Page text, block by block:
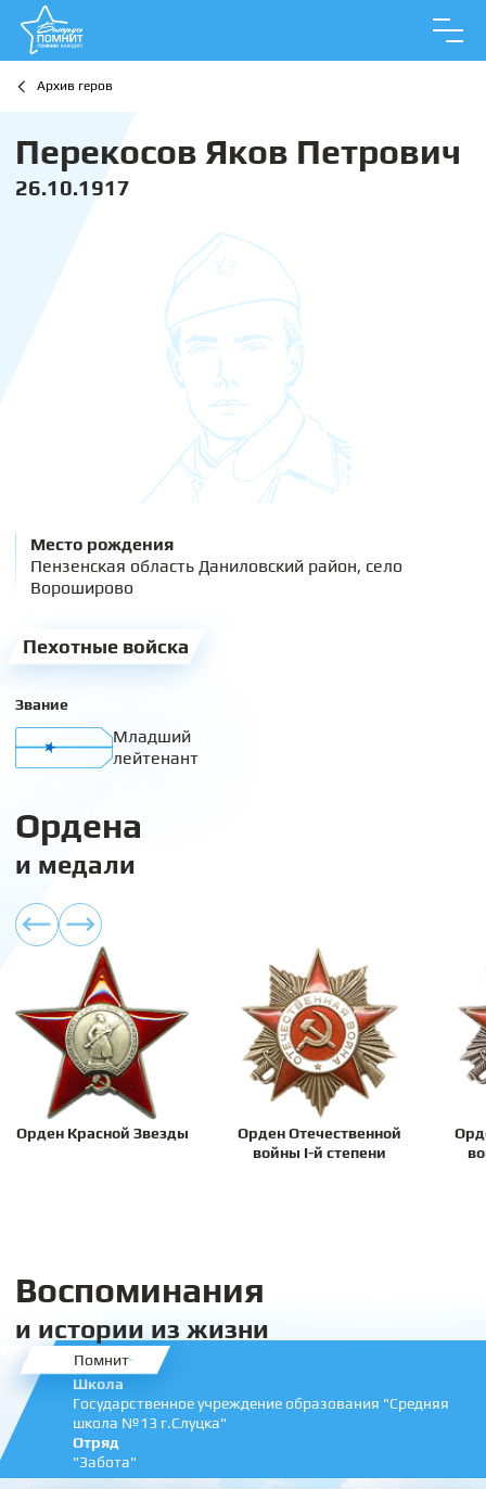
Архив геров
Перекосов Яков Петрович
26.10.1917
Место рождения
Пензенская область Даниловский район, село
Вороширово
Пехотные войска
Звание
Младший
лейтенант
Ордена
и медали
Орден Красной Звезды
Орден Отечественной
войны I-й степени
Воспоминания
и истории из жизни
Помнит
Школа
Государственное учреждение образования "Средняя
школа №13 г.Слуцка"
Отряд
"Забота"